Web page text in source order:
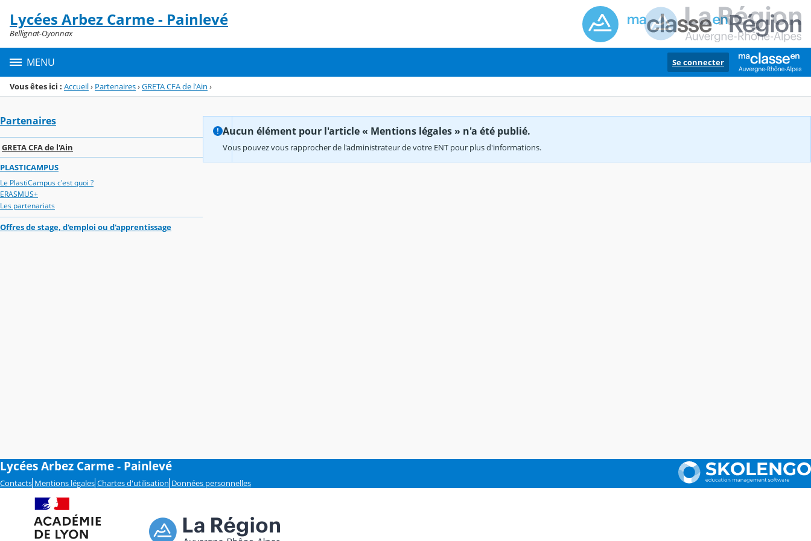
Menu de la rubrique
Contenu
Lycées Arbez Carme - Painlevé
Bellignat-Oyonnax
MENU Se connecter
Vous êtes ici : Accueil› Partenaires›GRETA CFA de l'Ain ›
Partenaires
GRETA CFA de l'Ain
PLASTICAMPUS
Le PlastiCampus c'est quoi ?
ERASMUS+
Les partenariats
Offres de stage, d'emploi ou d'apprentissage
Aucun élément pour l'article « Mentions légales » n'a été publié.
Vous pouvez vous rapprocher de l'administrateur de votre ENT pour plus d'informations.
Lycées Arbez Carme - Painlevé
Contacts Mentions légales Chartes d'utilisation Données personnelles